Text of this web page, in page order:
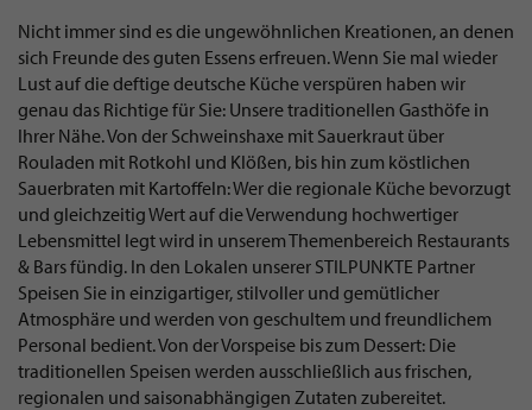
Nicht immer sind es die ungewöhnlichen Kreationen, an denen
sich Freunde des guten Essens erfreuen. Wenn Sie mal wieder
Lust auf die deftige deutsche Küche verspüren haben wir
genau das Richtige für Sie: Unsere traditionellen Gasthöfe in
Ihrer Nähe. Von der Schweinshaxe mit Sauerkraut über
Rouladen mit Rotkohl und Klößen, bis hin zum köstlichen
Sauerbraten mit Kartoffeln: Wer die regionale Küche bevorzugt
und gleichzeitig Wert auf die Verwendung hochwertiger
Lebensmittel legt wird in unserem Themenbereich Restaurants
& Bars fündig. In den Lokalen unserer STILPUNKTE Partner
Speisen Sie in einzigartiger, stilvoller und gemütlicher
Atmosphäre und werden von geschultem und freundlichem
Personal bedient. Von der Vorspeise bis zum Dessert: Die
traditionellen Speisen werden ausschließlich aus frischen,
regionalen und saisonabhängigen Zutaten zubereitet.